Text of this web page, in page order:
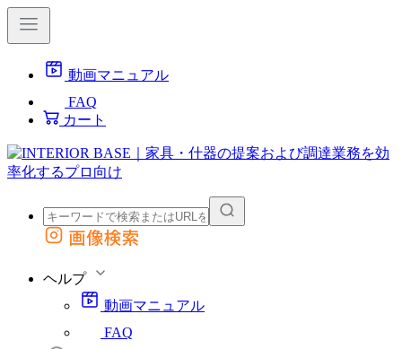
動画マニュアル
FAQ
カート
外部サイトの商品をカートに追加
画像検索
ヘルプ
動画マニュアル
FAQ